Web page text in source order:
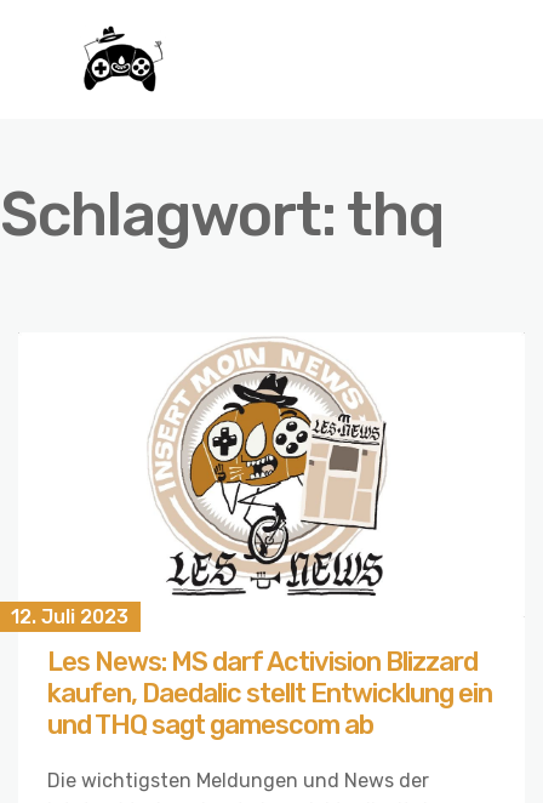
Schlagwort: thq
12. Juli 2023
Les News: MS darf Activision Blizzard
kaufen, Daedalic stellt Entwicklung ein
und THQ sagt gamescom ab
Die wichtigsten Meldungen und News der